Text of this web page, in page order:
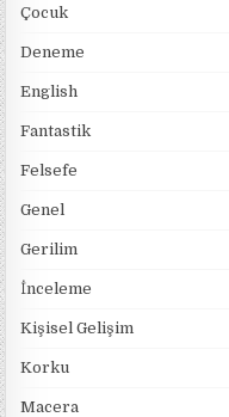
Çocuk
Deneme
English
Fantastik
Felsefe
Genel
Gerilim
İnceleme
Kişisel Gelişim
Korku
Macera